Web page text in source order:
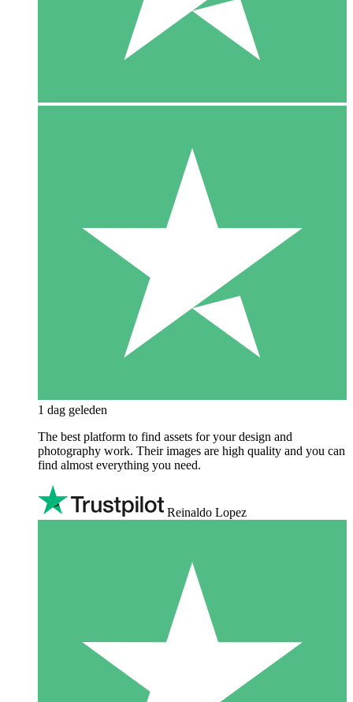
1 dag geleden
The best platform to find assets for your design and
photography work. Their images are high quality and you can
find almost everything you need.
Reinaldo Lopez